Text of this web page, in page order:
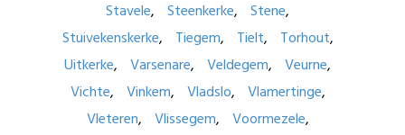
Stavele
Steenkerke
Stene
Stuivekenskerke
Tiegem Tielt
Torhout
Uitkerke
Varsenare Veldegem
Veurne
Vichte
Vinkem Vladslo
Vlamertinge
Vleteren
Vlissegem
Voormezele